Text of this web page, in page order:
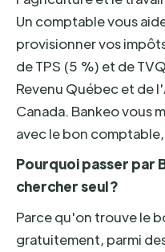
Un comptable vous
provisionner vos
de TPS (5 %) et de
Revenu Québec et de
Canada. Bankeo vous
avec le bon
Pourquoi passer par
chercher seul ?
Parce qu'on trouve le
gratuitement, parmi